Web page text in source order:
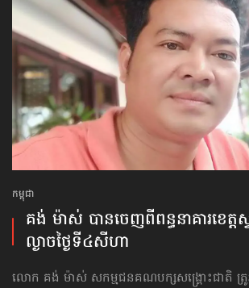
កម្ពុជា
គង់ ម៉ាស់ បានចេញ​ពីពន្ធនាគារ​ខេត្
ល្ងាច​ថ្ងៃទី៤​សីហា
លោក គង់ ម៉ាស់ សកម្មជនគណបក្សសង្គ្រោះជាតិ ត្រូវ